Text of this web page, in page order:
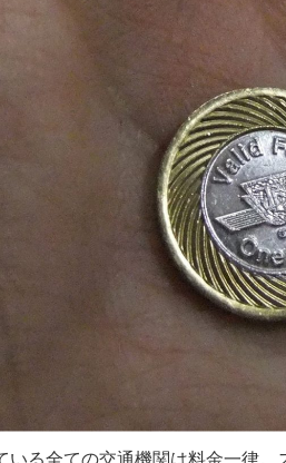
いる全ての交通機関は料金一律